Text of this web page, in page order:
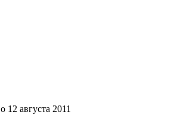
12 августа 2011